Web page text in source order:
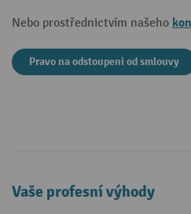
Nebo prostřednictvím našeho
Pravo na odstoupeni od smlouvy
Vaše profesní výhody